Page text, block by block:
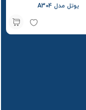
یوتل مدل A304